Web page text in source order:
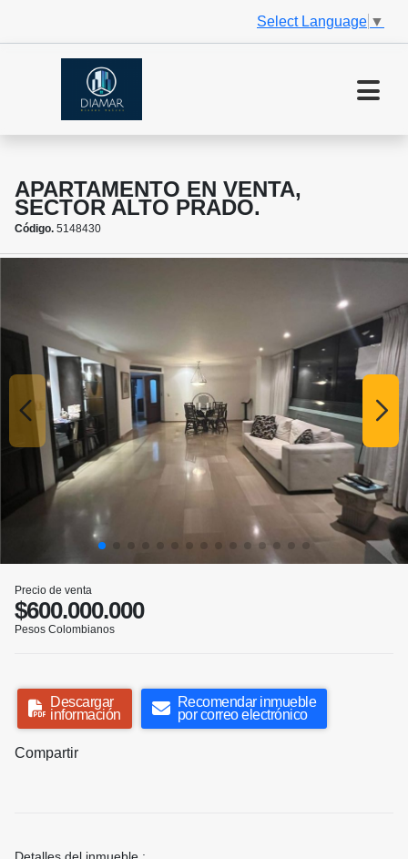
Select Language ▼
APARTAMENTO EN VENTA,
SECTOR ALTO PRADO.
Código. 5148430
Precio de venta
$600.000.000
Pesos Colombianos
Descargar
información
Recomendar inmueble
por correo electrónico
Compartir